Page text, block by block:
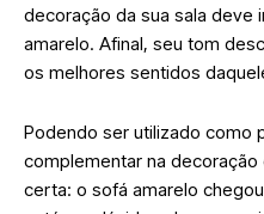
decoração da sua sala deve
amarelo. Afinal, seu tom
os melhores sentidos
Podendo ser utilizado como
complementar na decoração
certa: o sofá amarelo